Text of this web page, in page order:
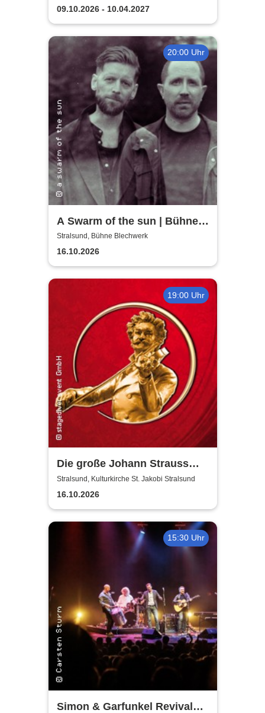
09.10.2026 - 10.04.2027
20:00 Uhr
A Swarm of the sun | Bühne
Blechwerk
Stralsund, Bühne Blechwerk
16.10.2026
19:00 Uhr
Die große Johann Strauss
Revue
Stralsund, Kulturkirche St. Jakobi Stralsund
16.10.2026
15:30 Uhr
Simon & Garfunkel Revival